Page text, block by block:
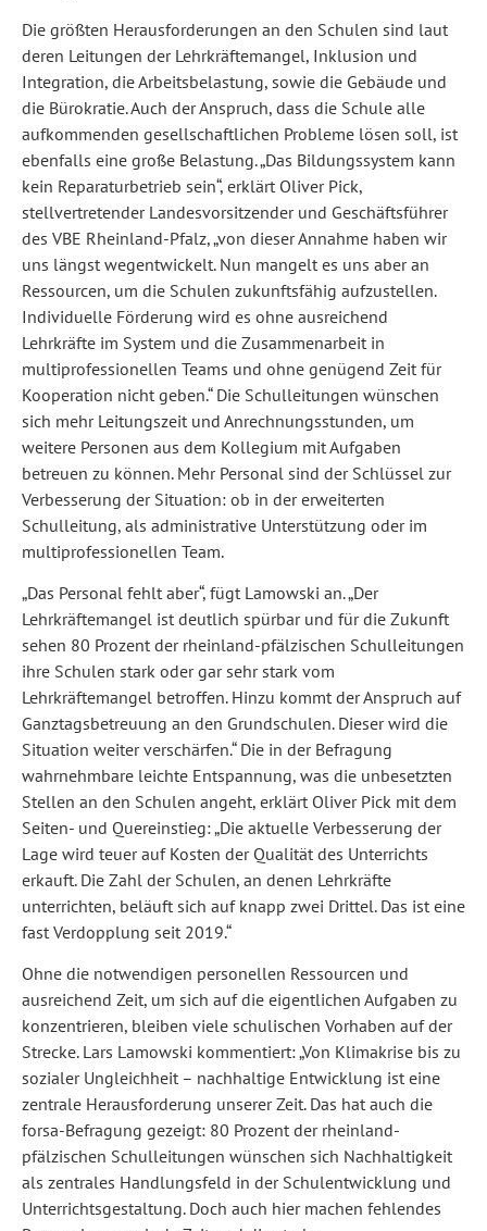
Die größten Herausforderungen an den Schulen sind laut
deren Leitungen der Lehrkräftemangel, Inklusion und
Integration, die Arbeitsbelastung, sowie die Gebäude und
die Bürokratie. Auch der Anspruch, dass die Schule alle
aufkommenden gesellschaftlichen Probleme lösen soll, ist
ebenfalls eine große Belastung. „Das Bildungssystem kann
kein Reparaturbetrieb sein“, erklärt Oliver Pick,
stellvertretender Landesvorsitzender und Geschäftsführer
des VBE Rheinland-Pfalz, „von dieser Annahme haben wir
uns längst wegentwickelt. Nun mangelt es uns aber an
Ressourcen, um die Schulen zukunftsfähig aufzustellen.
Individuelle Förderung wird es ohne ausreichend
Lehrkräfte im System und die Zusammenarbeit in
multiprofessionellen Teams und ohne genügend Zeit für
Kooperation nicht geben.“ Die Schulleitungen wünschen
sich mehr Leitungszeit und Anrechnungsstunden, um
weitere Personen aus dem Kollegium mit Aufgaben
betreuen zu können. Mehr Personal sind der Schlüssel zur
Verbesserung der Situation: ob in der erweiterten
Schulleitung, als administrative Unterstützung oder im
multiprofessionellen Team.
„Das Personal fehlt aber“, fügt Lamowski an. „Der
Lehrkräftemangel ist deutlich spürbar und für die Zukunft
sehen 80 Prozent der rheinland-pfälzischen Schulleitungen
ihre Schulen stark oder gar sehr stark vom
Lehrkräftemangel betroffen. Hinzu kommt der Anspruch auf
Ganztagsbetreuung an den Grundschulen. Dieser wird die
Situation weiter verschärfen.“ Die in der Befragung
wahrnehmbare leichte Entspannung, was die unbesetzten
Stellen an den Schulen angeht, erklärt Oliver Pick mit dem
Seiten- und Quereinstieg: „Die aktuelle Verbesserung der
Lage wird teuer auf Kosten der Qualität des Unterrichts
erkauft. Die Zahl der Schulen, an denen Lehrkräfte
unterrichten, beläuft sich auf knapp zwei Drittel. Das ist eine
fast Verdopplung seit 2019.“
Ohne die notwendigen personellen Ressourcen und
ausreichend Zeit, um sich auf die eigentlichen Aufgaben zu
konzentrieren, bleiben viele schulischen Vorhaben auf der
Strecke. Lars Lamowski kommentiert: „Von Klimakrise bis zu
sozialer Ungleichheit – nachhaltige Entwicklung ist eine
zentrale Herausforderung unserer Zeit. Das hat auch die
forsa-Befragung gezeigt: 80 Prozent der rheinland-
pfälzischen Schulleitungen wünschen sich Nachhaltigkeit
als zentrales Handlungsfeld in der Schulentwicklung und
Unterrichtsgestaltung. Doch auch hier machen fehlendes